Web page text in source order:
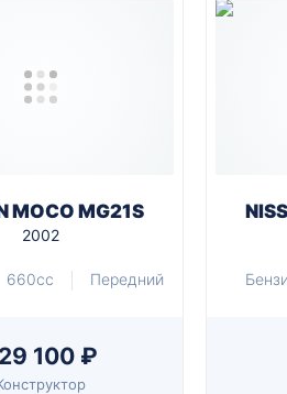
MOCO MG21S
2002
660cc Передний
100 ₽